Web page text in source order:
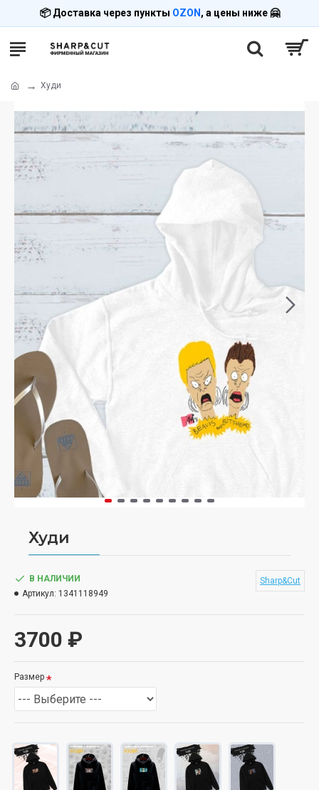
📦 Доставка через пункты OZON , а цены ниже 🤗
Худи
Худи
3700 ₽
В НАЛИЧИИ
Артикул: 1341118949
Sharp&Cut
Размер